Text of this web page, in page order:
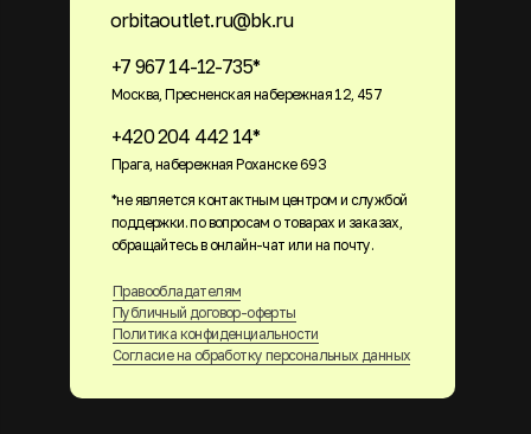
+7 967 14-12-735*
Москва, Пресненская набережная 12, 457
+420 204 442 14*
Прага, набережная Роханске 693
orbitaoutlet.ru@bk.ru
Правообладателям
Публичный договор-оферты
Политика конфиденциальности
Согласие на обработку персональных данных
*не является контактным центром и службой
поддержки. по вопросам о товарах и заказах,
обращайтесь в онлайн-чат или на почту.